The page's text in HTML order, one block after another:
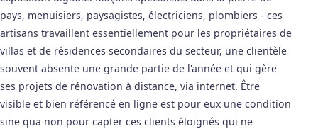
pays, menuisiers, paysagistes, électriciens, plombiers - ces
artisans travaillent essentiellement pour les propriétaires de
villas et de résidences secondaires du secteur, une clientèle
souvent absente une grande partie de l'année et qui gère
ses projets de rénovation à distance, via internet. Être
visible et bien référencé en ligne est pour eux une condition
sine qua non pour capter ces clients éloignés qui ne